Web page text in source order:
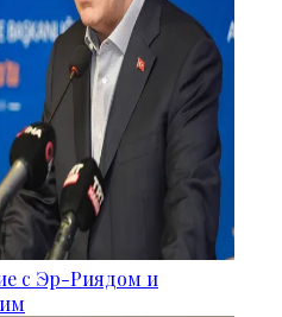
с Эр-Риядом и